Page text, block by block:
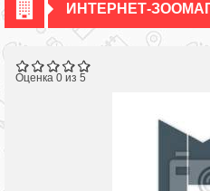
ИНТЕРНЕТ-
Оценка 0 из 5